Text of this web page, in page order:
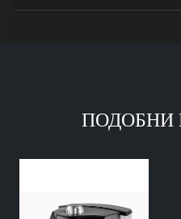
ПОДОБНИ